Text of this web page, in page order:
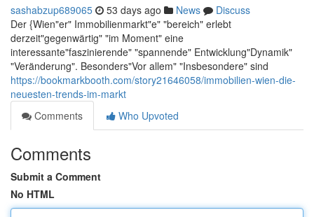
sashabzup689065 53 days ago News
Discuss
Der {Wien"er" Immobilienmarkt"e" "bereich" erlebt
derzeit"gegenwärtig" "im Moment" eine
interessante"faszinierende" "spannende" Entwicklung"Dynamik"
"Veränderung". Besonders"Vor allem" "Insbesondere" sind
https://bookmarkbooth.com/story21646058/immobilien-wien-die-
neuesten-trends-im-markt
Comments
Who Upvoted
Comments
Submit a Comment
No HTML